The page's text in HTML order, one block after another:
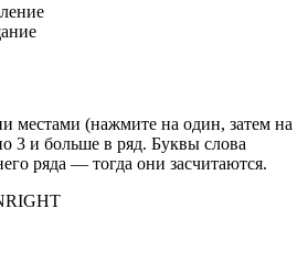
местами (нажмите на один, затем на
3 и больше в ряд. Буквы слова
ряда — тогда они засчитаются.
RIGHT